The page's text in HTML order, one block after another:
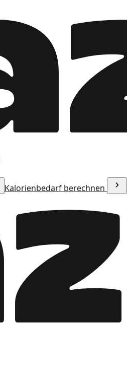
Kalorienbedarf berechnen